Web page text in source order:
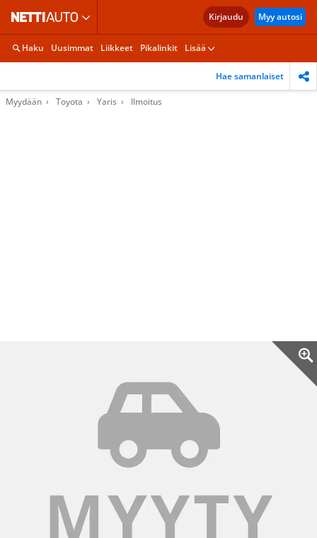
Kirjaudu Myy autosi
Haku Uusimmat Liikkeet Pikalinkit Lisää
Hae samanlaiset
Myydään Toyota Yaris Ilmoitus